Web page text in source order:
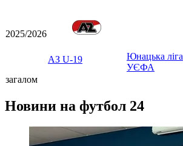
2025/2026
АЗ U-19
Юнацька ліга
УЄФА
загалом
Новини на футбол 24